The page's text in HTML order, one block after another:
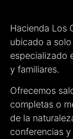
Hacienda Los
ubicado a
especializado
y familiares.
Ofrecemos
completas o
de la
conferencias